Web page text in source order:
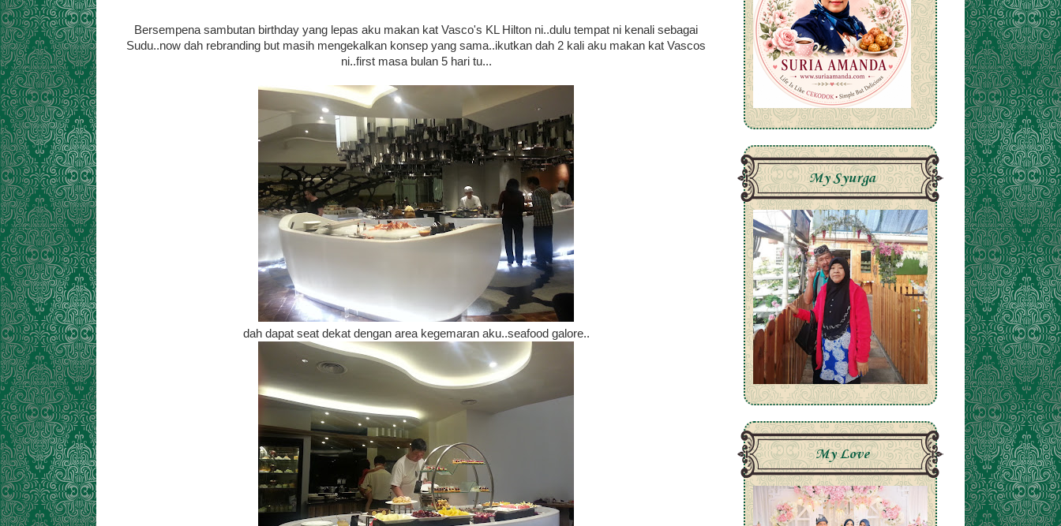
Bersempena sambutan birthday yang lepas aku makan kat Vasco's KL Hilton ni..dulu tempat ni kenali sebagai
Sudu..now dah rebranding but masih mengekalkan konsep yang sama..ikutkan dah 2 kali aku makan kat Vascos
ni..first masa bulan 5 hari tu...
dah dapat seat dekat dengan area kegemaran aku..seafood galore..
My Syurga
My Love